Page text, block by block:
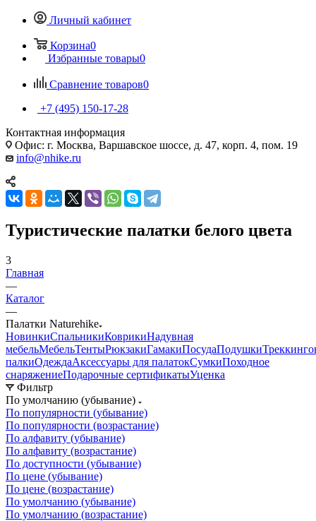
Личный кабинет
Корзина0
Избранные товары0
Сравнение товаров0
+7 (495) 150-17-28
Контактная информация
Офис: г. Москва, Варшавское шоссе, д. 47, корп. 4, пом. 19
info@nhike.ru
Туристические палатки белого цвета
3
Главная
—
Каталог
—
Палатки Naturehike
НовинкиСпальникиКоврикиНадувная
мебельМебельТентыРюкзакиГамакиПосудаПодушки
палкиОдеждаАксессуары для палатокСумкиПоходное
снаряжениеПодарочные сертификатыУценка
Фильтр
По умолчанию (убывание)
По популярности (убывание)
По популярности (возрастание)
По алфавиту (убывание)
По алфавиту (возрастание)
По доступности (убывание)
По цене (убывание)
По цене (возрастание)
По умолчанию (убывание)
По умолчанию (возрастание)